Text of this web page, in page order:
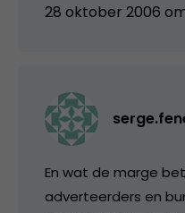
28 oktober 2006
En wat de marge
adverteerders en